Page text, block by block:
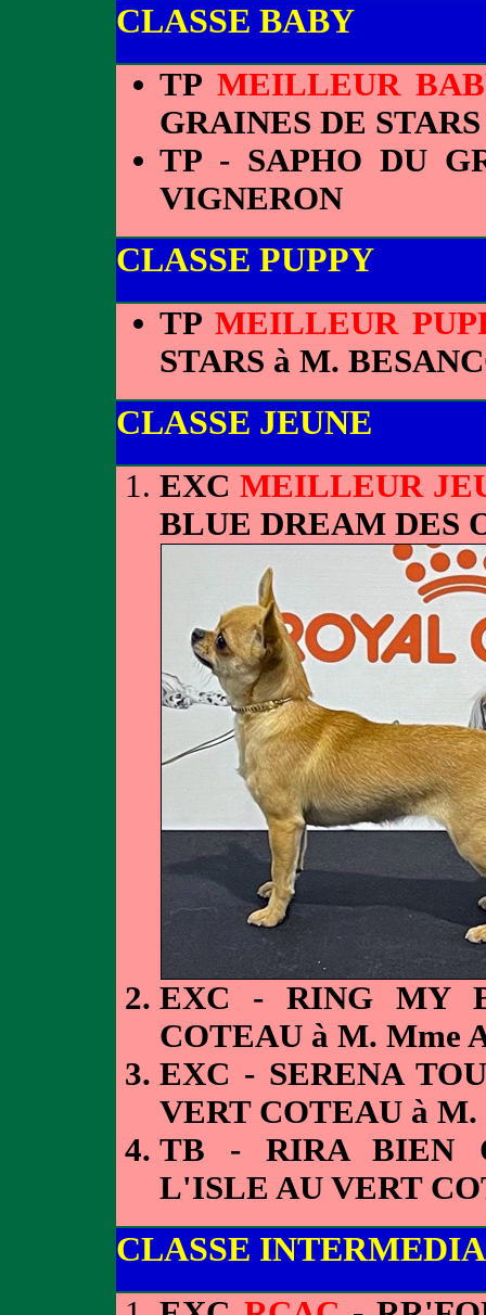
CLASSE BABY
TP MEILLEUR
GRAINES DE
TP - SAPHO DU
VIGNERON
CLASSE PUPPY
TPMEILLEUR
STARS à M.
CLASSE JEUNE
EXCMEILLEUR
BLUE DREAM DES
EXC - RING MY
COTEAU à M. Mme
EXC - SERENA
VERT COTEAU à
TB - RIRA BIEN
L'ISLE AU VERT
CLASSE